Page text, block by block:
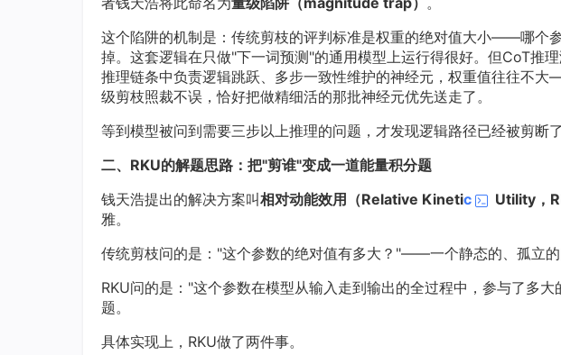
这个陷阱的机制是：传统剪枝的评判标准是权重的绝对值大小——哪个
掉。这套逻辑在只做"下一词预测"的通用模型上运行得很好。但CoT推
推理链条中负责逻辑跳跃、多步一致性维护的神经元，权重值往往不
级剪枝照裁不误，恰好把做精细活的那批神经元优先送走了。
等到模型被问到需要三步以上推理的问题，才发现逻辑路径已经被剪断
二、RKU的解题思路：把"剪谁"变成一道能量积分题
钱天浩提出的解决方案叫相对动能效用（Relative Kinetic Utility，
雅。
传统剪枝问的是："这个参数的绝对值有多大？"——一个静态的、孤立的
RKU问的是："这个参数在模型从输入走到输出的全过程中，参与了多
题。
具体实现上，RKU做了两件事。